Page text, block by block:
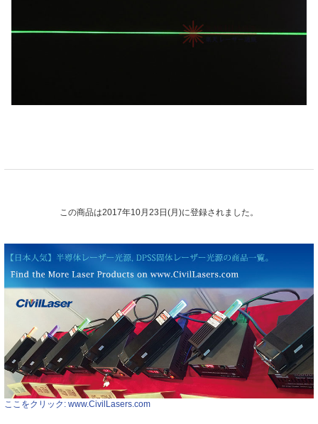
この商品は2017年10月23日(月)に登録されました。
ここをクリック: www.CivilLasers.com